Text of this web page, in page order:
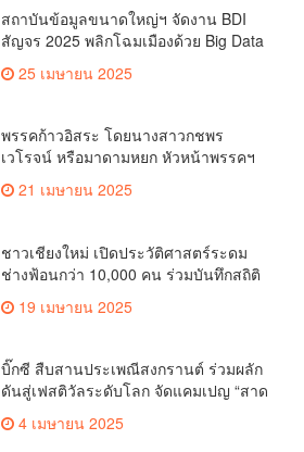
สถาบันข้อมูลขนาดใหญ่ฯ จัดงาน BDI
สัญจร 2025 พลิกโฉมเมืองด้วย Big Data
ข้อมูลเพื่อยกระดับเมือง สังคม และ
25 เมษายน 2025
พรรคก้าวอิสระ โดยนางสาวกชพร
เวโรจน์ หรือมาดามหยก หัวหน้าพรรคฯ
จัดการประชุมใหญ่สามัญประจำปี 2568
พรรคก้าวอิสระ ครั้งที่ 1/2568 โ
21 เมษายน 2025
ชาวเชียงใหม่ เปิดประวัติศาสตร์ระดม
ช่างฟ้อนกว่า 10,000 คน ร่วมบันทึกสถิติ
ทำลายสถิติ 7,218 คน เฉลิมฉลองใน
เมืองเชียงใหม่
19 เมษายน 2025
บิ๊กซี สืบสานประเพณีสงกรานต์ ร่วมผลัก
ดันสู่เฟสติวัลระดับโลก จัดแคมเปญ “สาด
สูงสุด 50% กระตุ้นการเดินทางนักท่อง
4 เมษายน 2025